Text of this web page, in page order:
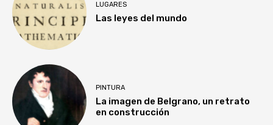
LUGARES
Las leyes del mundo
PINTURA
La imagen de Belgrano, un retrato
en construcción